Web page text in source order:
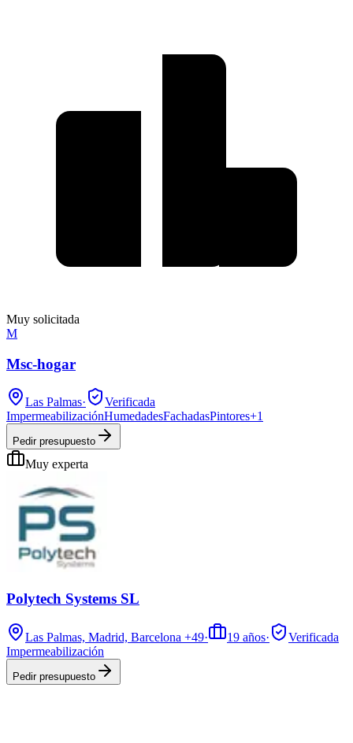
Muy solicitada
M
Msc-hogar
Las Palmas·
Verificada
ImpermeabilizaciónHumedadesFachadasPintores+1
Pedir presupuesto
Muy experta
Polytech Systems SL
Las Palmas, Madrid, Barcelona +49· 19 años·
Verificada
Impermeabilización
Pedir presupuesto